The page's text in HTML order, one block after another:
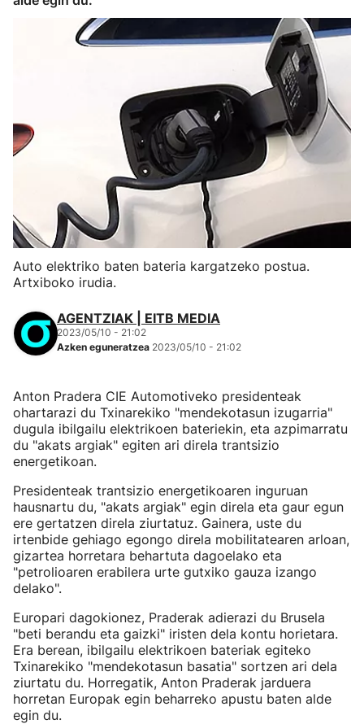
Auto elektriko baten bateria kargatzeko postua.
Artxiboko irudia.
AGENTZIAK | EITB MEDIA
2023/05/10 - 21:02
Azken eguneratzea 2023/05/10 - 21:02
Anton Pradera CIE Automotiveko presidenteak
ohartarazi du Txinarekiko "mendekotasun izugarria"
dugula ibilgailu elektrikoen bateriekin, eta azpimarratu
du "akats argiak" egiten ari direla trantsizio
energetikoan.
Presidenteak trantsizio energetikoaren inguruan
hausnartu du, "akats argiak" egin direla eta gaur egun
ere gertatzen direla ziurtatuz. Gainera, uste du
irtenbide gehiago egongo direla mobilitatearen arloan,
gizartea horretara behartuta dagoelako eta
"petrolioaren erabilera urte gutxiko gauza izango
delako".
Europari dagokionez, Praderak adierazi du Brusela
"beti berandu eta gaizki" iristen dela kontu horietara.
Era berean, ibilgailu elektrikoen bateriak egiteko
Txinarekiko "mendekotasun basatia" sortzen ari dela
ziurtatu du. Horregatik, Anton Praderak jarduera
horretan Europak egin beharreko apustu baten alde
egin du.